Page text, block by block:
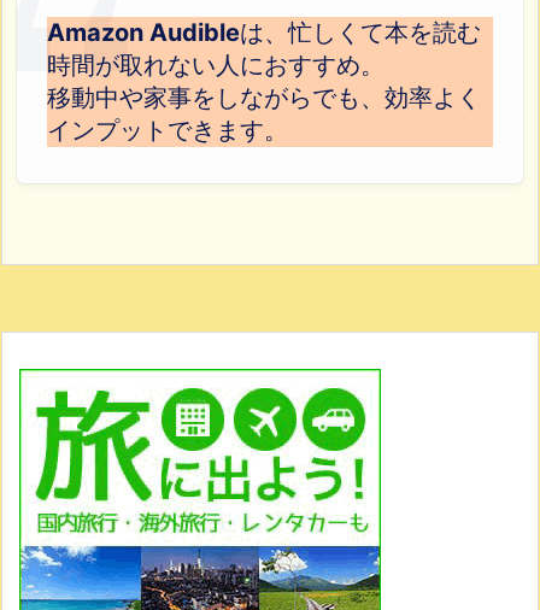
Amazon Audibleは、忙しくて本を読む
時間が取れない人におすすめ。
移動中や家事をしながらでも、効率よく
インプットできます。